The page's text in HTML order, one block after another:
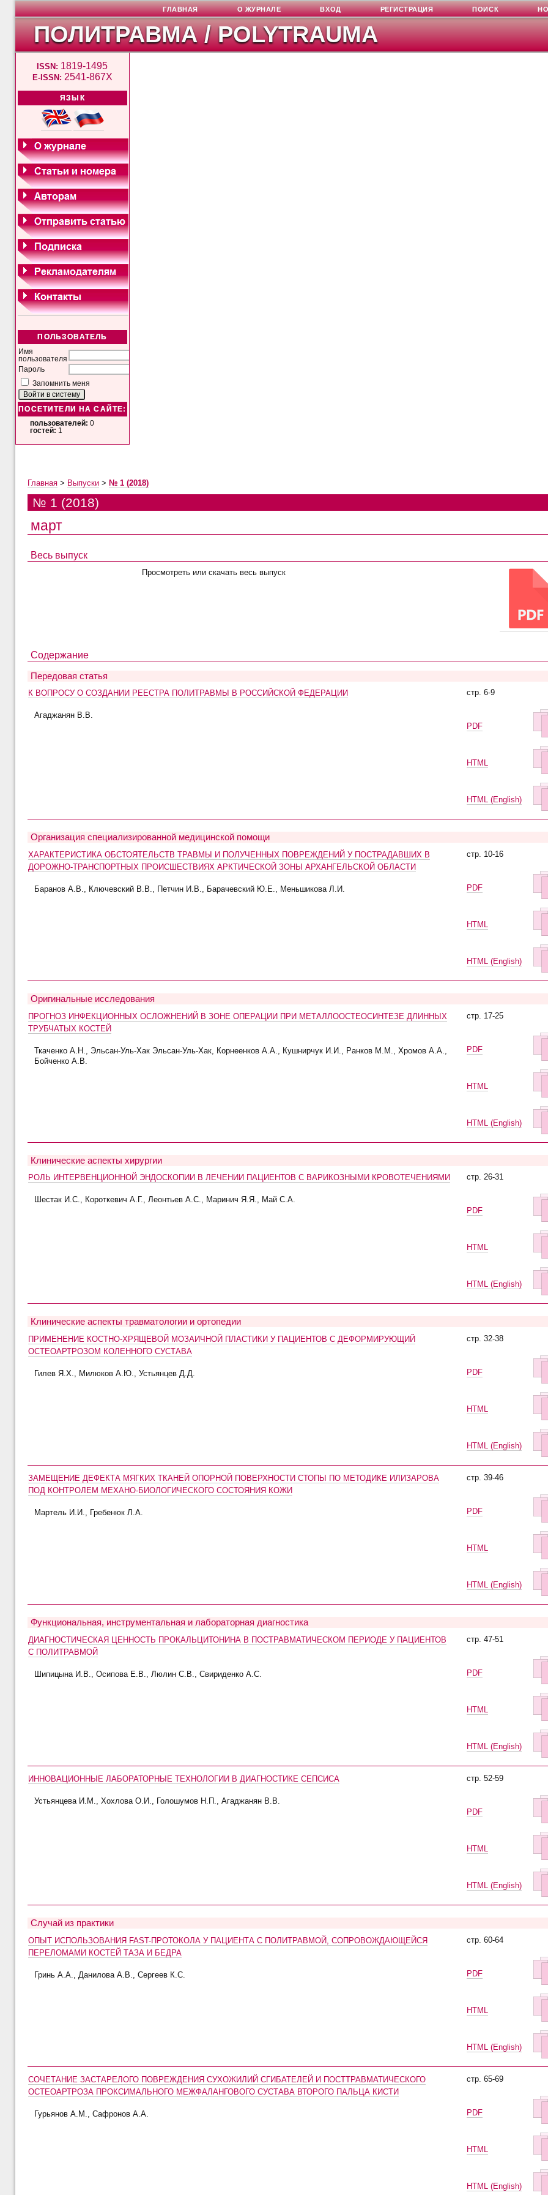
ПОЛИТРАВМА / POLYTRAUMA
ISSN: 1819-1495
E-ISSN: 2541-867X
ЯЗЫК
ПОЛЬЗОВАТЕЛЬ
Имя
пользователя
Пароль
Запомнить меня
ПОСЕТИТЕЛИ НА САЙТЕ:
пользователей: 0
гостей: 1
ГЛАВНАЯ О ЖУРНАЛЕ ВХОД РЕГИСТРАЦИЯ ПОИСК
Главная> Выпуски> № 1 (2018)
№ 1 (2018)
март
Весь выпуск
Просмотреть или скачать весь выпуск
Содержание
Передовая статья
К ВОПРОСУ О СОЗДАНИИ РЕЕСТРА ПОЛИТРАВМЫ В РОССИЙСКОЙ ФЕДЕРАЦИИ
Агаджанян В.В.
стр. 6-9
PDF
HTML
HTML (English)
Организация специализированной медицинской помощи
ХАРАКТЕРИСТИКА ОБСТОЯТЕЛЬСТВ ТРАВМЫ И ПОЛУЧЕННЫХ ПОВРЕЖДЕНИЙ У ПОСТРАДАВШИХ В
ДОРОЖНО-ТРАНСПОРТНЫХ ПРОИСШЕСТВИЯХ АРКТИЧЕСКОЙ ЗОНЫ АРХАНГЕЛЬСКОЙ ОБЛАСТИ
Баранов А.В., Ключевский В.В., Петчин И.В., Барачевский Ю.Е., Меньшикова Л.И.
стр. 10-16
PDF
HTML
HTML (English)
Оригинальные исследования
ПРОГНОЗ ИНФЕКЦИОННЫХ ОСЛОЖНЕНИЙ В ЗОНЕ ОПЕРАЦИИ ПРИ МЕТАЛЛООСТЕОСИНТЕЗЕ ДЛИННЫХ
ТРУБЧАТЫХ КОСТЕЙ
Ткаченко А.Н., Эльсан-Уль-Хак Эльсан-Уль-Хак, Корнеенков А.А., Кушнирчук И.И., Ранков М.М., Хромов А.А.,
Бойченко А.В.
стр. 17-25
PDF
HTML
HTML (English)
Клинические аспекты хирургии
РОЛЬ ИНТЕРВЕНЦИОННОЙ ЭНДОСКОПИИ В ЛЕЧЕНИИ ПАЦИЕНТОВ С ВАРИКОЗНЫМИ КРОВОТЕЧЕНИЯМИ
Шестак И.С., Короткевич А.Г., Леонтьев А.С., Маринич Я.Я., Май С.А.
стр. 26-31
PDF
HTML
HTML (English)
Клинические аспекты травматологии и ортопедии
ПРИМЕНЕНИЕ КОСТНО-ХРЯЩЕВОЙ МОЗАИЧНОЙ ПЛАСТИКИ У ПАЦИЕНТОВ С ДЕФОРМИРУЮЩИЙ
ОСТЕОАРТРОЗОМ КОЛЕННОГО СУСТАВА
Гилев Я.Х., Милюков А.Ю., Устьянцев Д.Д.
стр. 32-38
PDF
HTML
HTML (English)
ЗАМЕЩЕНИЕ ДЕФЕКТА МЯГКИХ ТКАНЕЙ ОПОРНОЙ ПОВЕРХНОСТИ СТОПЫ ПО МЕТОДИКЕ ИЛИЗАРОВА
ПОД КОНТРОЛЕМ МЕХАНО-БИОЛОГИЧЕСКОГО СОСТОЯНИЯ КОЖИ
Мартель И.И., Гребенюк Л.А.
стр. 39-46
PDF
HTML
HTML (English)
Функциональная, инструментальная и лабораторная диагностика
ДИАГНОСТИЧЕСКАЯ ЦЕННОСТЬ ПРОКАЛЬЦИТОНИНА В ПОСТРАВМАТИЧЕСКОМ ПЕРИОДЕ У ПАЦИЕНТОВ
С ПОЛИТРАВМОЙ
Шипицына И.В., Осипова Е.В., Люлин С.В., Свириденко А.С.
стр. 47-51
PDF
HTML
HTML (English)
ИННОВАЦИОННЫЕ ЛАБОРАТОРНЫЕ ТЕХНОЛОГИИ В ДИАГНОСТИКЕ СЕПСИСА
Устьянцева И.М., Хохлова О.И., Голошумов Н.П., Агаджанян В.В.
стр. 52-59
PDF
HTML
HTML (English)
Случай из практики
ОПЫТ ИСПОЛЬЗОВАНИЯ FAST-ПРОТОКОЛА У ПАЦИЕНТА С ПОЛИТРАВМОЙ, СОПРОВОЖДАЮЩЕЙСЯ
ПЕРЕЛОМАМИ КОСТЕЙ ТАЗА И БЕДРА
Гринь А.А., Данилова А.В., Сергеев К.С.
стр. 60-64
PDF
HTML
HTML (English)
СОЧЕТАНИЕ ЗАСТАРЕЛОГО ПОВРЕЖДЕНИЯ СУХОЖИЛИЙ СГИБАТЕЛЕЙ И ПОСТТРАВМАТИЧЕСКОГО
ОСТЕОАРТРОЗА ПРОКСИМАЛЬНОГО МЕЖФАЛАНГОВОГО СУСТАВА ВТОРОГО ПАЛЬЦА КИСТИ
Гурьянов А.М., Сафронов А.А.
стр. 65-69
PDF
HTML
HTML (English)